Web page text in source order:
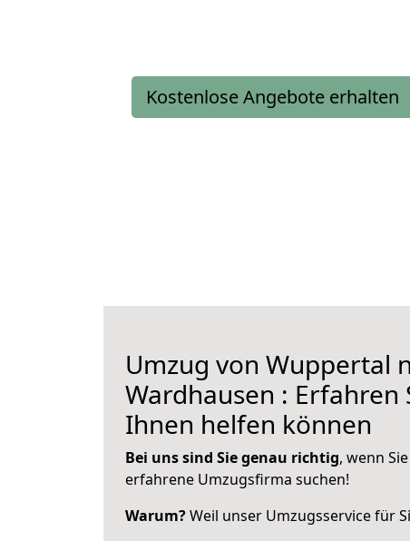
Kostenlose Angebote erhalten
Umzug von Wuppertal
Wardhausen : Erfahren
Ihnen helfen können
Bei uns sind Sie genau richtig, wenn
erfahrene Umzugsfirma suchen!
Warum?Weil unser Umzugsservice für